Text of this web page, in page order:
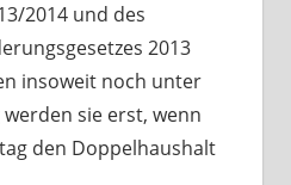
2014 und des
2013
insoweit noch unter
sie erst, wenn
den Doppelhaushalt